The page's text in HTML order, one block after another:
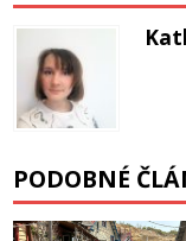
PODOBNÉ